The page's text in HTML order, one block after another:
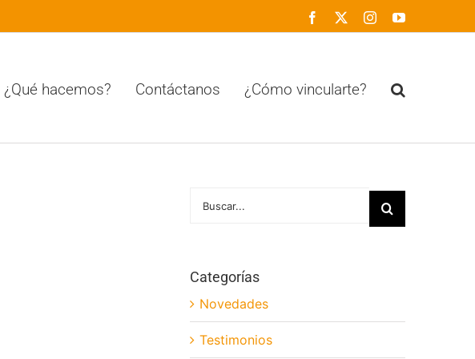
Facebook InstagramYouTube
¿Qué hacemos? Contáctanos ¿Cómo vincularte?
Categorías
Novedades
Testimonios